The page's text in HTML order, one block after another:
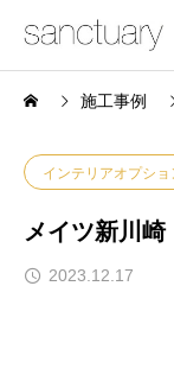
施工事例
インテリアオプショ
メイツ新川崎
2023.12.17